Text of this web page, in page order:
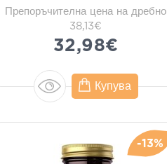
Препоръчителна цена на дребно
38,13€
32,98€
Купува
-13%